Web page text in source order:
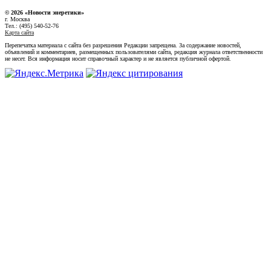
© 2026 «Новости энеретики»
г. Москва
Тел.: (495) 540-52-76
Карта сайта
Перепечатка материала с сайта без разрешения Редакции запрещена. За содержание новостей,
объявлений и комментариев, размещенных пользователями сайта, редакция журнала ответственности
не несет. Вся информация носит справочный характер и не является публичной офертой.